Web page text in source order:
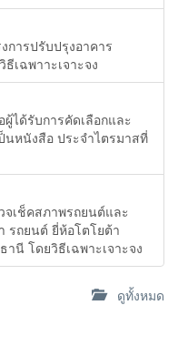
การปรับปรุงอาคาร
เฉพาาะเจาะจง
ได้รับการคัดเลือกและ
หนังสือ ประจำไตรมาสที่
จเช็คสภาพรถยนต์และ
รถยนต์ ยี่ห้อโตโยต้า
นี โดยวิธีเฉพาะเจาะจง
ดูทั้งหมด